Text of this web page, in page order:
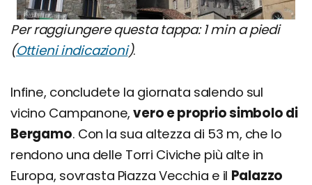
Per raggiungere questa tappa: 1 min a piedi
(Ottieni indicazioni).
Infine, concludete la giornata salendo sul
vicino Campanone,vero e proprio simbolo di
Bergamo. Con la sua altezza di 53 m, che lo
rendono una delle Torri Civiche più alte in
Europa, sovrasta Piazza Vecchia e il Palazzo